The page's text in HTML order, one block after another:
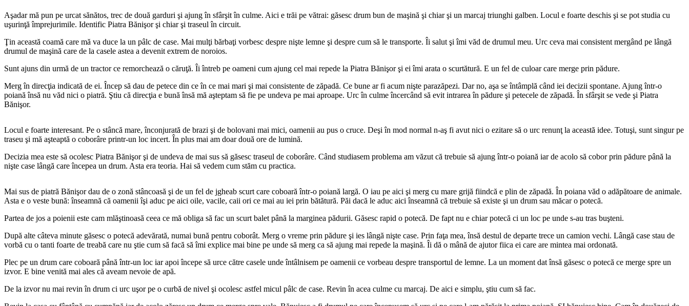
Aşadar mă pun pe urcat sănătos, trec de două garduri şi ajung în sfârşit în culme. Aici e trăi pe vătrai: găsesc drum bun de maşină şi chiar şi un marcaj triunghi galben. Locul e foarte deschis şi se pot studia cu
uşurinţă împrejurimile. Identific Piatra Bănişor şi chiar şi traseul în circuit.
Ţin această coamă care mă va duce la un pâlc de case. Mai mulţi bărbaţi vorbesc despre nişte lemne şi despre cum să le transporte. Îi salut şi îmi văd de drumul meu. Urc ceva mai consistent mergând pe lângă
drumul de maşină care de la casele astea a devenit extrem de noroios.
Sunt ajuns din urmă de un tractor ce remorchează o căruţă. Îi întreb pe oameni cum ajung cel mai repede la Piatra Bănişor şi ei îmi arata o scurtătură. E un fel de culoar care merge prin pădure.
Merg în direcţia indicată de ei. Încep să dau de petece din ce în ce mai mari şi mai consistente de zăpadă. Ce bune ar fi acum nişte parazăpezi. Dar no, aşa se întâmplă când iei decizii spontane. Ajung într-o
poiană însă nu văd nici o piatră. Ştiu că direcţia e bună însă mă aşteptam să fie pe undeva pe mai aproape. Urc în culme încercând să evit intrarea în pădure şi petecele de zăpadă. În sfârşit se vede şi Piatra
Bănişor.
Locul e foarte interesant. Pe o stâncă mare, înconjurată de brazi şi de bolovani mai mici, oamenii au pus o cruce. Deşi în mod normal n-aş fi avut nici o ezitare să o urc renunţ la această idee. Totuşi, sunt singur pe
traseu şi mă aşteaptă o coborâre printr-un loc incert. În plus mai am doar două ore de lumină.
Decizia mea este să ocolesc Piatra Bănişor şi de undeva de mai sus să găsesc traseul de coborâre. Când studiasem problema am văzut că trebuie să ajung într-o poiană iar de acolo să cobor prin pădure până la
nişte case lângă care începea un drum. Asta era teoria. Hai să vedem cum stăm cu practica.
Mai sus de piatră Bănişor dau de o zonă stâncoasă şi de un fel de jgheab scurt care coboară într-o poiană largă. O iau pe aici şi merg cu mare grijă fiindcă e plin de zăpadă. În poiana văd o adăpătoare de animale.
Asta e o veste bună: înseamnă că oamenii îşi aduc pe aici oile, vacile, caii ori ce mai au iei prin bătătură. Păi dacă le aduc aici înseamnă că trebuie să existe şi un drum sau măcar o potecă.
Partea de jos a poienii este cam mlăştinoasă ceea ce mă obliga să fac un scurt balet până la marginea pădurii. Găsesc rapid o potecă. De fapt nu e chiar potecă ci un loc pe unde s-au tras buşteni.
După alte câteva minute găsesc o potecă adevărată, numai bună pentru coborât. Merg o vreme prin pădure şi ies lângă nişte case. Prin faţa mea, însă destul de departe trece un camion vechi. Lângă case stau de
vorbă cu o tanti foarte de treabă care nu ştie cum să facă să îmi explice mai bine pe unde să merg ca să ajung mai repede la maşină. Îi dă o mână de ajutor fiica ei care are mintea mai ordonată.
Plec pe un drum care coboară până într-un loc iar apoi începe să urce către casele unde întâlnisem pe oamenii ce vorbeau despre transportul de lemne. La un moment dat însă găsesc o potecă ce merge spre un
izvor. E bine venită mai ales că aveam nevoie de apă.
De la izvor nu mai revin în drum ci urc uşor pe o curbă de nivel şi ocolesc astfel micul pâlc de case. Revin în acea culme cu marcaj. De aici e simplu, ştiu cum să fac.